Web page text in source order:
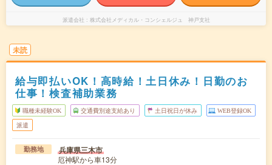
派遣会社 株式会社メディカル・コンシェルジュ 神戸支社
未読
給与即払いOK！高時給！土日休み！日勤のお
仕事！検査補助業務
職種未経験OK 交通費別途支給あり 土日祝日が休み WEB登録OK
派遣
勤務地 兵庫県三木市
厄神駅から車13分